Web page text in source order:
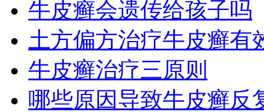
牛皮癣会遗传给孩子吗
土方偏方治疗牛皮癣有
牛皮癣治疗三原则
哪些原因导致牛皮癣反